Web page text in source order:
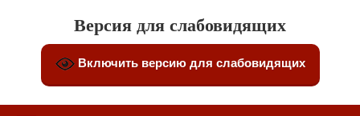
Версия для слабовидящих
Включить версию для слабовидящих